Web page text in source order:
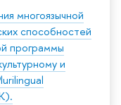
многоязычной
способностей
программы
и